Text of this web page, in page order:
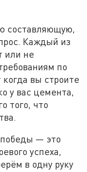
составляющую,
Каждый из
или не
по
вы строите
у вас цемента,
того, что
победы — это
успеха,
в одну руку